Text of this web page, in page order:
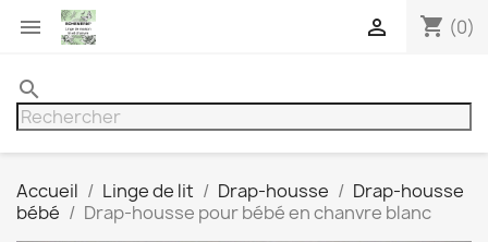
 shopping_cart (0)

search
Accueil Linge de lit Drap-housse
Drap-housse
bébé
Drap-housse pour bébé en chanvre blanc